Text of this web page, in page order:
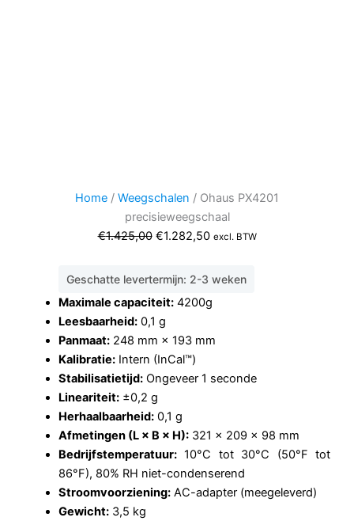
Home / Weegschalen / Ohaus PX4201
precisieweegschaal
€1.425,00 Oorspronkelijke
was:
€1.282,50Huidige
excl. BTW
Geschatte levertermijn: 2-3 weken
Maximale capaciteit:4200g
Leesbaarheid: 0,1 g
Panmaat: 248 mm × 193 mm
Kalibratie: Intern (InCal™)
Stabilisatietijd: Ongeveer 1 seconde
Lineariteit: ±0,2 g
Herhaalbaarheid: 0,1 g
Afmetingen (L × B × H): 321 × 209 × 98 mm
Bedrijfstemperatuur: 10°C tot 30°C (50°F tot
86°F), 80% RH niet-condenserend
Stroomvoorziening: AC-adapter (meegeleverd)
Gewicht: 3,5 kg